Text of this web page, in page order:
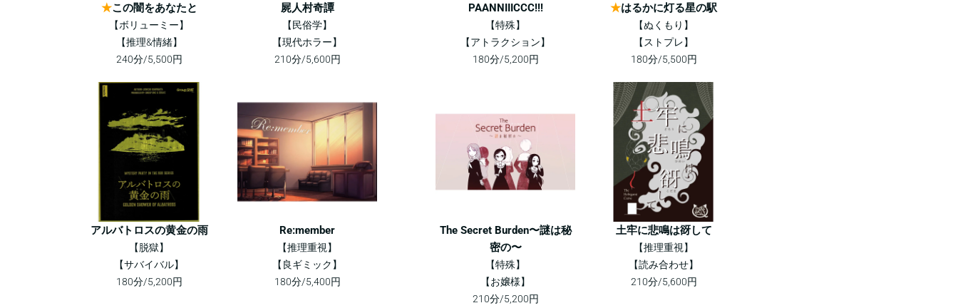
★この闇をあなたと
【ボリューミー】
【推理&情緒】
240分/5,500円
屍人村奇譚
【民俗学】
【現代ホラー】
210分/5,600円
PAANNIIICCC!!!
【特殊】
【アトラクション】
180分/5,200円
★はるかに灯る星の駅
【ぬくもり】
【ストプレ】
180分/5,500円
アルバトロスの黄金の雨
【脱獄】
【サバイバル】
180分/5,200円
Re:member
【推理重視】
【良ギミック】
180分/5,400円
The Secret Burden〜謎は秘
密の〜
【特殊】
【お嬢様】
210分/5,200円
土牢に悲鳴は谺して
【推理重視】
【読み合わせ】
210分/5,600円